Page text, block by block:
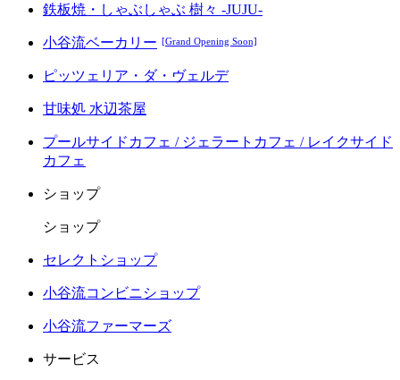
鉄板焼・しゃぶしゃぶ 樹々 -JUJU-
小谷流ベーカリー [Grand Opening Soon]
ピッツェリア・ダ・ヴェルデ
甘味処 水辺茶屋
プールサイドカフェ / ジェラートカフェ / レイクサイド
カフェ
ショップ
ショップ
セレクトショップ
小谷流コンビニショップ
小谷流ファーマーズ
サービス